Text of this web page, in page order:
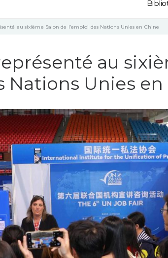
au sixième Salon de l’emploi des Nations Unies en Chine
au
Nations Unies